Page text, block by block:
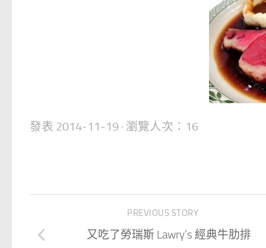
發表 2014-11-19 · 瀏覽人次：16
PREVIOUS STORY
又吃了勞瑞斯 Lawry’s 經典牛肋排